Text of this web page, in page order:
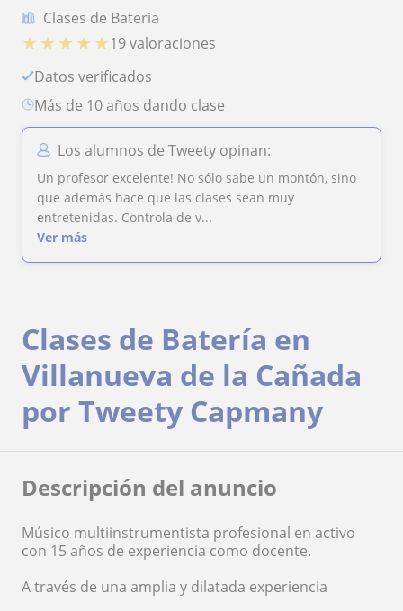
Clases de Bateria
★ ★ ★ ★ ★19 valoraciones
Datos verificados
más de 10 años dando clase
Los alumnos de Tweety opinan:
Un profesor excelente! No sólo sabe un montón, sino
que además hace que las clases sean muy
entretenidas. Controla de v...
Ver más
Clases de Batería en
Villanueva de la Cañada
por Tweety Capmany
Descripción del anuncio
Músico multiinstrumentista profesional en activo
con 15 años de experiencia como docente.
A través de una amplia y dilatada experiencia